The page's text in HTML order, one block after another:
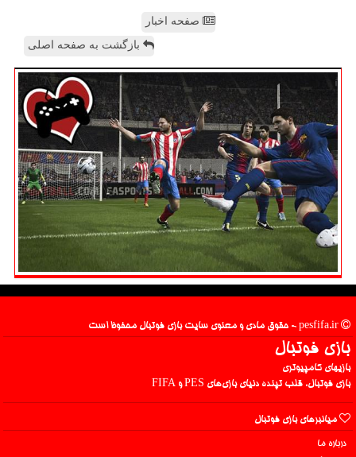
صفحه اخبار
بازگشت به صفحه اصلی
بازی فوتبال
بازیهای کامپیوتری
بازی فوتبال، قلب تپنده دنیای بازی‌های PES و FIFA
میانبرهای بازی فوتبال
درباره ما